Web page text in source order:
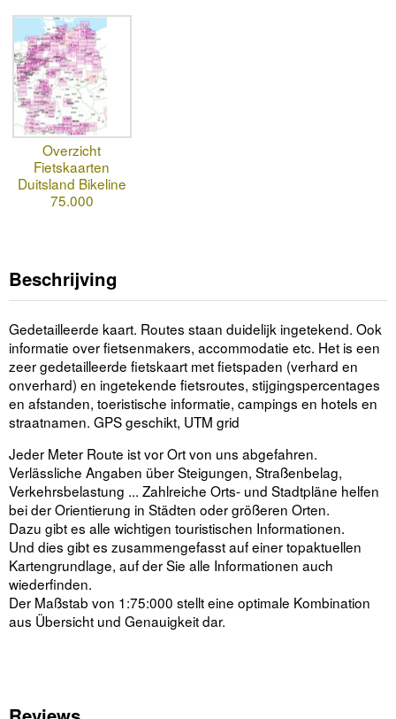
Overzicht
Fietskaarten
Duitsland Bikeline
75.000
Beschrijving
Gedetailleerde kaart. Routes staan duidelijk ingetekend. Ook
informatie over fietsenmakers, accommodatie etc. Het is een
zeer gedetailleerde fietskaart met fietspaden (verhard en
onverhard) en ingetekende fietsroutes, stijgingspercentages
en afstanden, toeristische informatie, campings en hotels en
straatnamen. GPS geschikt, UTM grid
Jeder Meter Route ist vor Ort von uns abgefahren.
Verlässliche Angaben über Steigungen, Straßenbelag,
Verkehrsbelastung ... Zahlreiche Orts- und Stadtpläne helfen
bei der Orientierung in Städten oder größeren Orten.
Dazu gibt es alle wichtigen touristischen Informationen.
Und dies gibt es zusammengefasst auf einer topaktuellen
Kartengrundlage, auf der Sie alle Informationen auch
wiederfinden.
Der Maßstab von 1:75:000 stellt eine optimale Kombination
aus Übersicht und Genauigkeit dar.